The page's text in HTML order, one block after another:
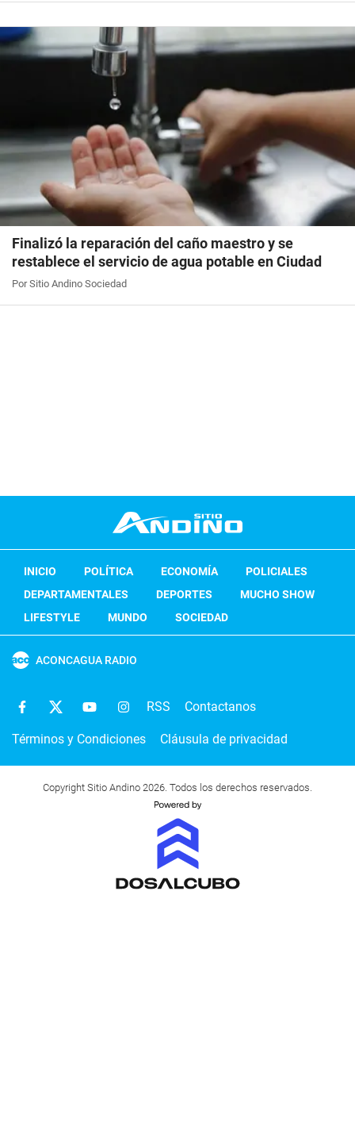
Finalizó la reparación del caño maestro y se
restablece el servicio de agua potable en Ciudad
Por Sitio Andino Sociedad
INICIO POLÍTICA ECONOMÍA
POLICIALES
DEPARTAMENTALES
DEPORTES
MUCHO SHOW
LIFESTYLE
MUNDO SOCIEDAD
ACONCAGUA RADIO
RSS Contactanos
Términos y Condiciones Cláusula de privacidad
Copyright Sitio Andino 2026. Todos los derechos reservados.